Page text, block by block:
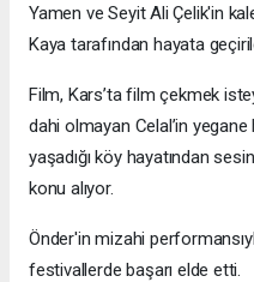
Yamen ve Seyit Ali Çelik'in
Kaya tarafından hayata
Film, Kars’ta film çekmek
dahi olmayan Celal’in
yaşadığı köy hayatından
konu alıyor.
Önder'in mizahi
festivallerde başarı elde etti.